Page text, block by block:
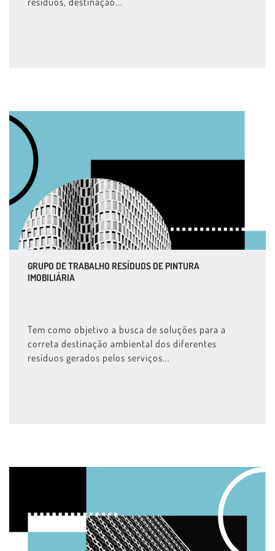
GRUPO DE TRABALHO RESÍDUOS DE PINTURA
IMOBILIÁRIA
Tem como objetivo a busca de soluções para a
correta destinação ambiental dos diferentes
resíduos gerados pelos serviços...